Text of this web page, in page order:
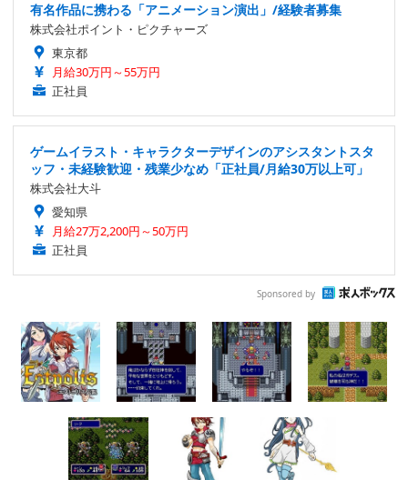
有名作品に携わる「アニメーション演出」/経験者募集
株式会社ポイント・ピクチャーズ
東京都
月給30万円～55万円
正社員
ゲームイラスト・キャラクターデザインのアシスタントスタ
ッフ・未経験歓迎・残業少なめ「正社員/月給30万以上可」
株式会社大斗
愛知県
月給27万2,200円～50万円
正社員
Sponsored by